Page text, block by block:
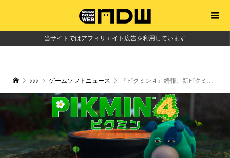
当サイトではアフィリエイト広告を利用しています
♪♪♪ ゲームソフトニュース 『ピクミン４』続報。新ピクミン「ヒカリピクミン」と夜の探索も！【Nintendo Direct 2023.6.21】